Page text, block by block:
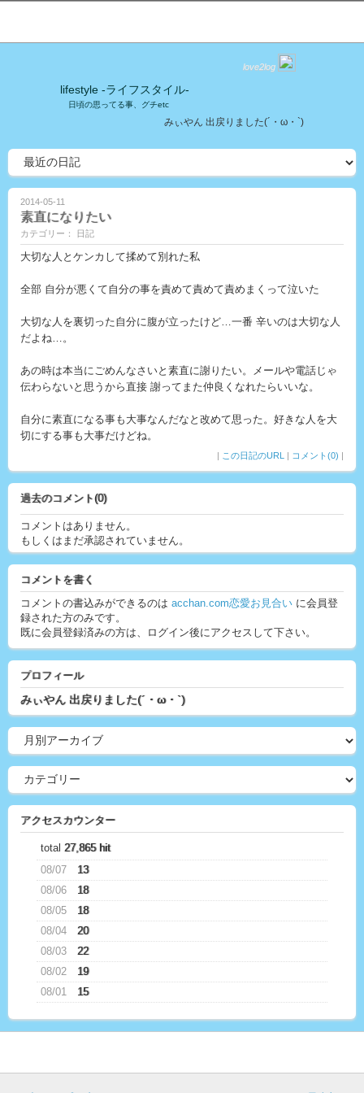
love2log
lifestyle -ライフスタイル-
日頃の思ってる事、グチetc
みぃやん 出戻りました(´・ω・`)
2014-05-11
素直になりたい
カテゴリー： 日記
大切な人とケンカして揉めて別れた私
全部 自分が悪くて自分の事を責めて責めて責めまくって泣いた
大切な人を裏切った自分に腹が立ったけど…一番 辛いのは大切な人
だよね…。
あの時は本当にごめんなさいと素直に謝りたい。メールや電話じゃ
伝わらないと思うから直接 謝ってまた仲良くなれたらいいな。
自分に素直になる事も大事なんだなと改めて思った。好きな人を大
切にする事も大事だけどね。
| この日記のURL | コメント(0) |
過去のコメント(0)
コメントはありません。
もしくはまだ承認されていません。
コメントを書く
コメントの書込みができるのは acchan.com恋愛お見合い に会員登
録された方のみです。
既に会員登録済みの方は、ログイン後にアクセスして下さい。
プロフィール
みぃやん 出戻りました(´・ω・`)
アクセスカウンター
total 27,865 hit
08/07
13
08/06
18
08/05
18
08/04
20
08/03
22
08/02
19
08/01
15